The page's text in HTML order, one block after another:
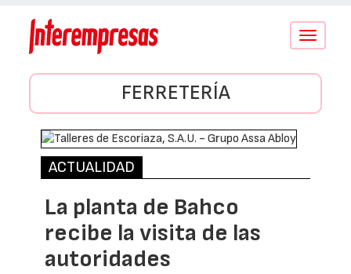
Conmutar
FERRETERÍA
ACTUALIDAD
La planta de Bahco
recibe la visita de las
autoridades